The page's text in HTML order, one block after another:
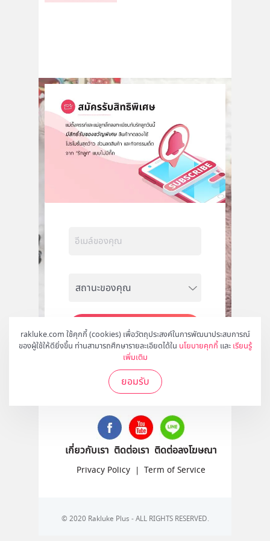
rakluke.com ใช้คุกกี้ (cookies) เพื่อวัตถุประสงค์ในการพัฒนาประสบการณ์
ของผู้ใช้ให้ดียิ่งขึ้น ท่านสามารถศึกษารายละเอียดได้ใน นโยบายคุกกี้ และ เรียนรู้
เพิ่มเติม
ยอมรับ
สมัคร
ติดตามเราได้ที่
เกี่ยวกับเรา ติดต่อเรา ติดต่อลงโฆษณา
Privacy Policy | Term of Service
© 2020 Rakluke Plus - ALL RIGHTS RESERVED.